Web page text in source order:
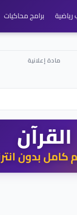
رياضية برامج محاكيات
القرآن
كامل بدون